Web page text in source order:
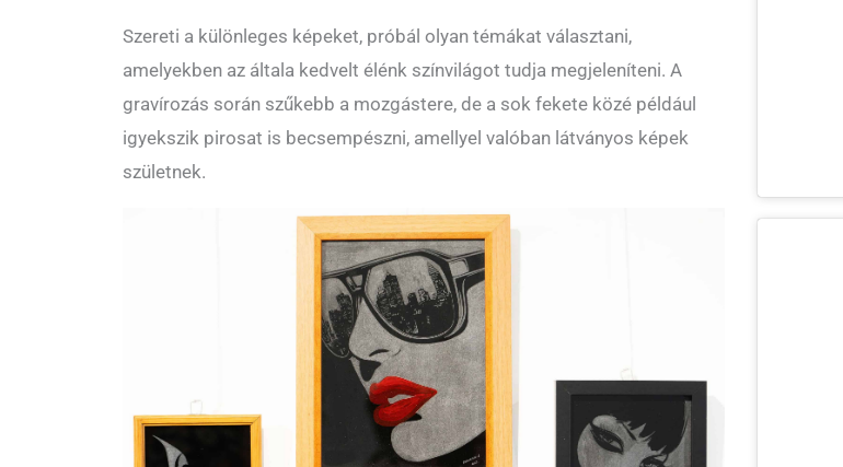
Szereti a különleges képeket, próbál olyan témákat választani,
amelyekben az általa kedvelt élénk színvilágot tudja megjeleníteni. A
gravírozás során szűkebb a mozgástere, de a sok fekete közé például
igyekszik pirosat is becsempészni, amellyel valóban látványos képek
születnek.